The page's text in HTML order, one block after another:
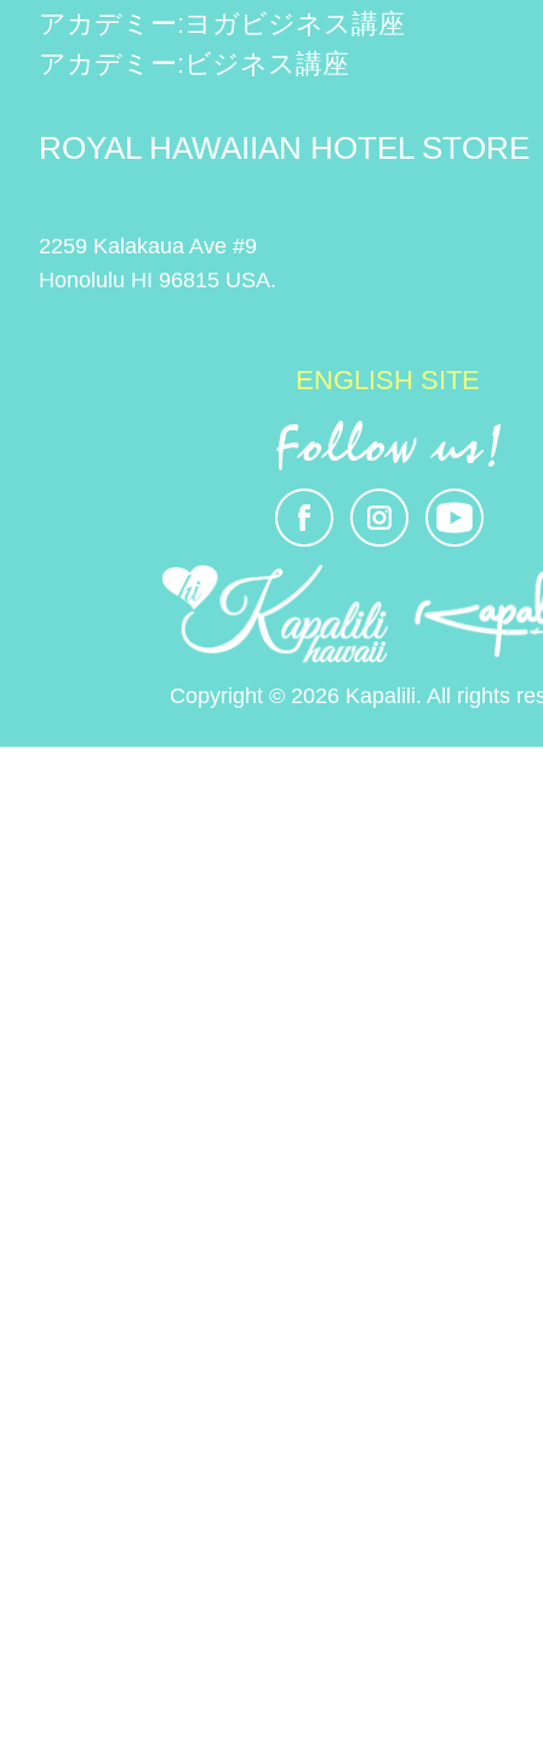
アカデミー:ヨガビジネス講座
アカデミー:ビジネス講座
ROYAL HAWAIIAN HOTEL STORE
2259 Kalakaua Ave #9
Honolulu HI 96815 USA.
ENGLISH SITE
Copyright © 2026 Kapalili. All rights